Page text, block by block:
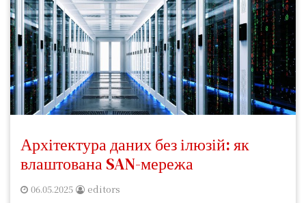
Архітектура даних без ілюзій: як
влаштована SAN-мережа
06.05.2025 editors